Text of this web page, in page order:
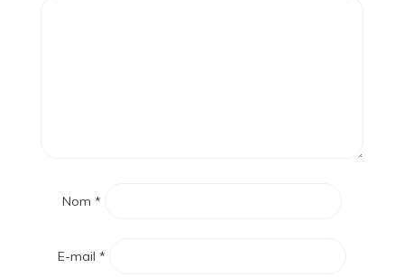
Nom *
E-mail *